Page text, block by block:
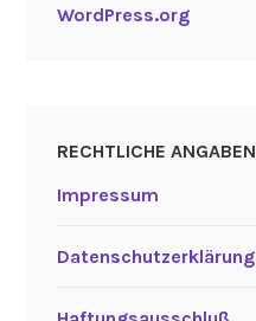
WordPress.org
RECHTLICHE ANGABEN
Impressum
Datenschutzerklärung